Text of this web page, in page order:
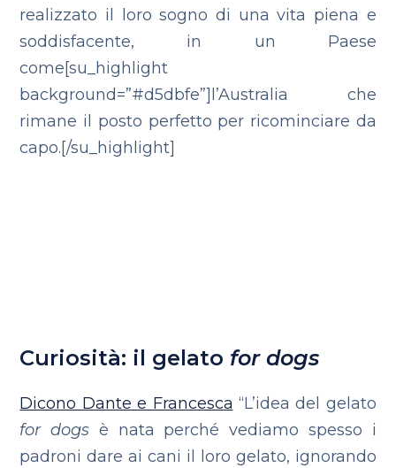
realizzato il loro sogno di una vita piena e
soddisfacente, in un Paese
come[su_highlight
background=”#d5dbfe”]l’Australia che
rimane il posto perfetto per ricominciare da
capo.[/su_highlight]
Curiosità: il gelato for dogs
Dicono Dante e Francesca “L’idea del gelato
for dogs è nata perché vediamo spesso i
padroni dare ai cani il loro gelato, ignorando